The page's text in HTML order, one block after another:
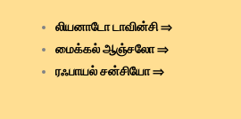
லியனாடோ டாவின்சி ⇒
மைக்கல் ஆஞ்சலோ ⇒
ரஃபாயல் சன்சியோ ⇒